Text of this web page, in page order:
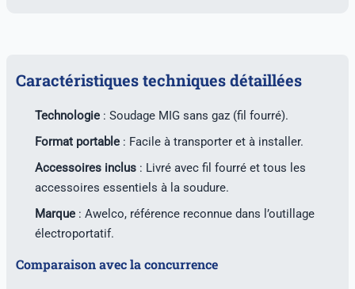
Caractéristiques techniques détaillées
Technologie : Soudage MIG sans gaz (fil fourré).
Format portable : Facile à transporter et à installer.
Accessoires inclus : Livré avec fil fourré et tous les
accessoires essentiels à la soudure.
Marque : Awelco, référence reconnue dans l’outillage
électroportatif.
Comparaison avec la concurrence